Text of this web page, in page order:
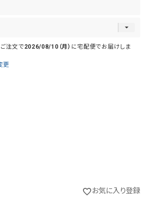
注文で2026/08/10（月） に宅配便でお届けしま
更
お気に入り登録